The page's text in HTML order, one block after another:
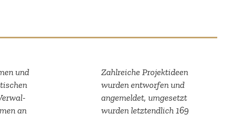
und
an
Zahlreiche Projekt­ideen
wurden entworfen und
angemeldet, umgesetzt
wurden letzt­endlich 169